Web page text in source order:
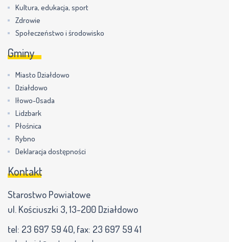
Kultura, edukacja, sport
Zdrowie
Społeczeństwo i środowisko
Gminy
Miasto Działdowo
Działdowo
Iłowo-Osada
Lidzbark
Płośnica
Rybno
Deklaracja dostępności
Kontakt
Starostwo Powiatowe
ul. Kościuszki 3, 13-200 Działdowo
tel: 23 697 59 40, fax: 23 697 59 41